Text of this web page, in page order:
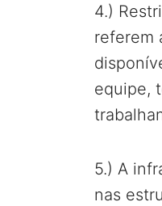
4.)
referem
equipe,
5.) A
nas